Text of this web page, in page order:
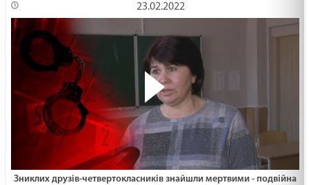
23.02.2022
Зниклих друзів-четвертокласників знайшли мертвими - подвійна